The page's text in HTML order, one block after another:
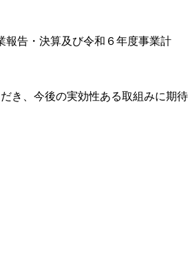
告・決算及び令和６年度事業計
き、今後の実効性ある取組みに期待